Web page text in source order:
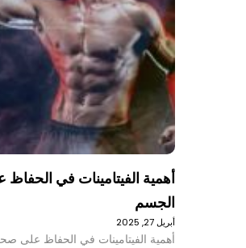
أهمية الفيتامينات في
الجسم
أبريل 27, 2025
أهمية الفيتامينات في الحفاظ على